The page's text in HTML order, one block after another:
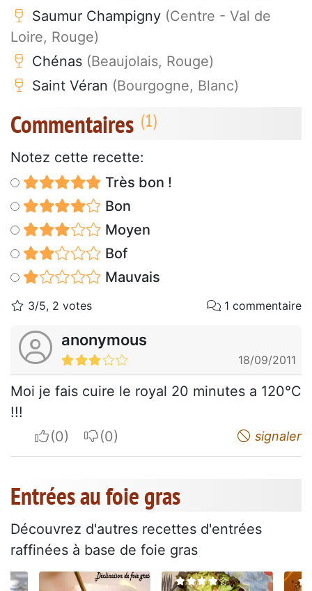
Saumur Champigny (Centre - Val de
Loire, Rouge)
Chénas (Beaujolais, Rouge)
Saint Véran (Bourgogne, Blanc)
Commentaires
Notez cette recette:
Très bon !
Bon
Moyen
Bof
Mauvais
3/5, 2 votes 1 commentaire
anonymous
18/09/2011
Moi je fais cuire le royal 20 minutes a 120°C
!!!
I apreciateI do not appreciate signaler
Entrées au foie gras
Découvrez d'autres recettes d'entrées
raffinées à base de foie gras